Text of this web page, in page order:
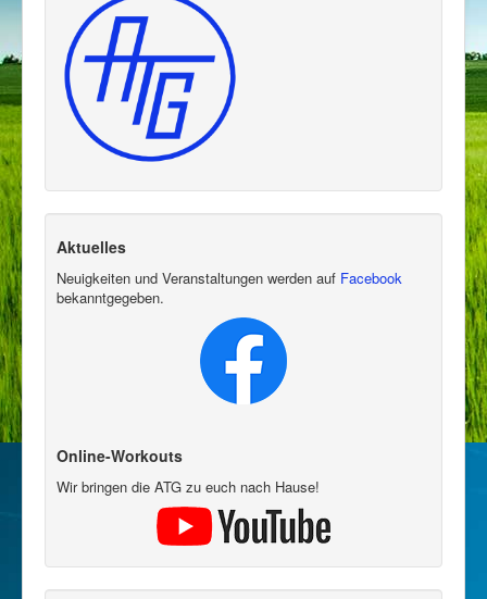
Aktuelles
Neuigkeiten und Veranstaltungen werden auf Facebook
bekanntgegeben.
Online-Workouts
Wir bringen die ATG zu euch nach Hause!